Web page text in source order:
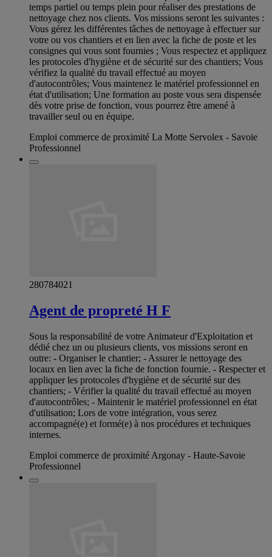
temps partiel ou temps plein pour réaliser des prestations de
nettoyage chez nos clients. Vos missions seront les suivantes :
Vous gérez les différentes tâches de nettoyage à effectuer sur
votre ou vos chantiers et en lien avec la fiche de poste et les
consignes qui vous sont fournies ; Vous respectez et appliquez
les protocoles d'hygiène et de sécurité sur des chantiers; Vous
vérifiez la qualité du travail effectué au moyen
d'autocontrôles; Vous maintenez le matériel professionnel en
état d'utilisation; Une formation au poste vous sera dispensée
dès votre prise de fonction, vous pourrez être amené à
travailler seul ou en équipe.
Emploi commerce de proximité La Motte Servolex - Savoie
Professionnel
280784021
Agent de propreté H F
Sous la responsabilité de votre Animateur d'Exploitation et
dédié chez un ou plusieurs clients, vos missions seront en
outre: - Organiser le chantier; - Assurer le nettoyage des
locaux en lien avec la fiche de fonction fournie. - Respecter et
appliquer les protocoles d'hygiène et de sécurité sur des
chantiers; - Vérifier la qualité du travail effectué au moyen
d'autocontrôles; - Maintenir le matériel professionnel en état
d'utilisation; Lors de votre intégration, vous serez
accompagné(e) et formé(e) à nos procédures et techniques
internes.
Emploi commerce de proximité Argonay - Haute-Savoie
Professionnel